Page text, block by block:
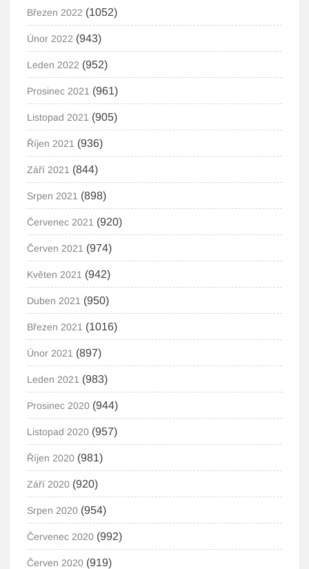
Březen 2022 (1052)
Únor 2022 (943)
Leden 2022 (952)
Prosinec 2021 (961)
Listopad 2021 (905)
Říjen 2021 (936)
Září 2021 (844)
Srpen 2021 (898)
Červenec 2021 (920)
Červen 2021 (974)
Květen 2021 (942)
Duben 2021 (950)
Březen 2021 (1016)
Únor 2021 (897)
Leden 2021 (983)
Prosinec 2020 (944)
Listopad 2020 (957)
Říjen 2020 (981)
Září 2020 (920)
Srpen 2020 (954)
Červenec 2020 (992)
Červen 2020 (919)